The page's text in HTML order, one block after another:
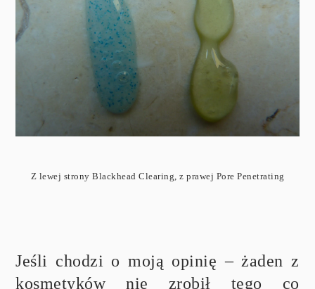
Z lewej strony Blackhead Clearing, z prawej Pore Penetrating
Jeśli chodzi o moją opinię – żaden z
kosmetyków nie zrobił tego co